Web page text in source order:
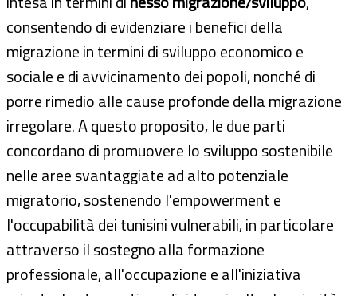
consentendo di evidenziare i benefici della
migrazione in termini di sviluppo economico e
sociale e di avvicinamento dei popoli, nonché di
porre rimedio alle cause profonde della migrazione
irregolare. A questo proposito, le due parti
concordano di promuovere lo sviluppo sostenibile
nelle aree svantaggiate ad alto potenziale
migratorio, sostenendo l'empowerment e
l'occupabilità dei tunisini vulnerabili, in particolare
attraverso il sostegno alla formazione
professionale, all'occupazione e all'iniziativa